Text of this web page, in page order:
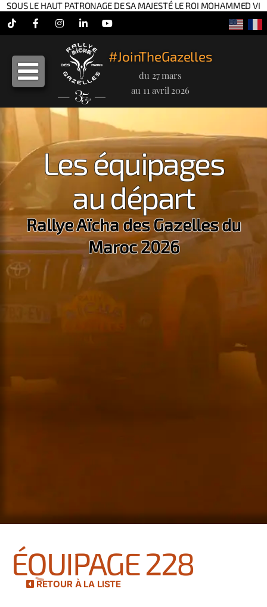
SOUS LE HAUT PATRONAGE DE SA MAJESTÉ LE ROI MOHAMMED VI
TiktokFacebookInstagramLinkedInYouTube
#JoinTheGazelles
du 27 mars
au 11 avril 2026
Les équipages
au départ
Rallye Aïcha des Gazelles du
Maroc 2026
ÉQUIPAGE 228
RETOUR À LA LISTE